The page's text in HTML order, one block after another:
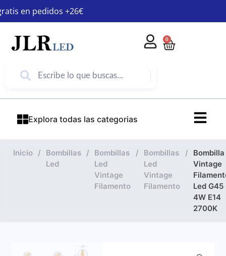
en pedidos +26€
0
Explora todas las categorias
Inicio /
Bombillas
Led
/
Bombillas
Led
Vintage
Filamento
/
Bombillas
Led
Vintage
Filamento
/
Bombilla
Vintage
Led G45
4W E14
2700K